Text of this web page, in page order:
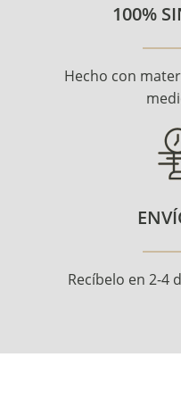
100%
Hecho con
Recíbelo en 2-4